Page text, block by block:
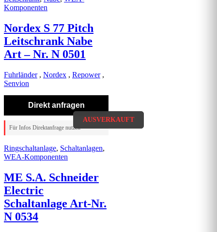
AUSVERKAUFT
Komponenten
Nordex S 77 Pitch
Leitschrank Nabe
Art – Nr. N 0501
Fuhrländer, Nordex , Repower,
Senvion
Direkt anfragen
Für Infos Direktanfrage nutzen
Ringschaltanlage, Schaltanlagen,
WEA-Komponenten
ME S.A. Schneider
Electric
Schaltanlage Art-Nr.
N 0534
AUSVERKAUFT